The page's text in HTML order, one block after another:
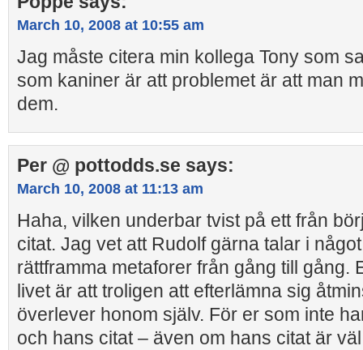
March 10, 2008 at 10:55 am
Jag måste citera min kollega Tony som
som kaniner är att problemet är att man
dem.
Per @ pottodds.se says:
March 10, 2008 at 11:13 am
Haha, vilken underbar tvist på ett från
citat. Jag vet att Rudolf gärna talar i
rättframma metaforer från gång till gång.
livet är att troligen att efterlämna sig
överlever honom själv. För er som inte
och hans citat – även om hans citat är